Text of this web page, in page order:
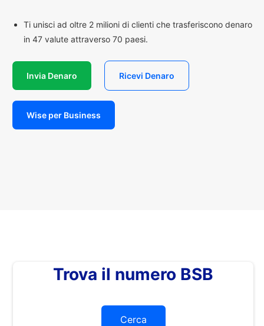
Ti unisci ad oltre 2 milioni di clienti che trasferiscono denaro
in 47 valute attraverso 70 paesi.
Invia Denaro Ricevi Denaro
Wise per Business
Trova il numero BSB
Cerca